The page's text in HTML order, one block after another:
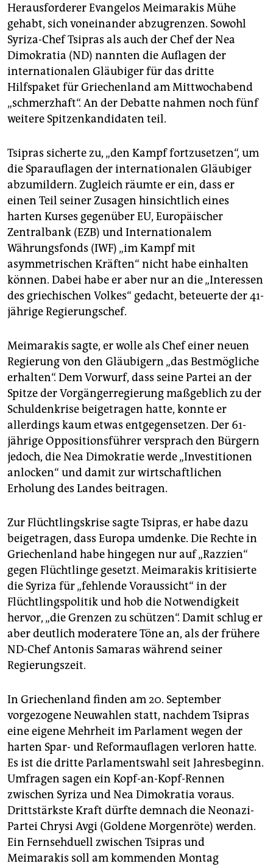
genossenschaft
epaper login
Herausforderer Evangelos Meimarakis Mühe
gehabt, sich voneinander abzugrenzen. Sowohl
Syriza-Chef Tsipras als auch der Chef der Nea
Dimokratia (ND) nannten die Auflagen der
internationalen Gläubiger für das dritte
Hilfspaket für Griechenland am Mittwochabend
„schmerzhaft“. An der Debatte nahmen noch fünf
weitere Spitzenkandidaten teil.
Tsipras sicherte zu, „den Kampf fortzusetzen“, um
die Sparauflagen der internationalen Gläubiger
abzumildern. Zugleich räumte er ein, dass er
einen Teil seiner Zusagen hinsichtlich eines
harten Kurses gegenüber EU, Europäischer
Zentralbank (EZB) und Internationalem
Währungsfonds (IWF) „im Kampf mit
asymmetrischen Kräften“ nicht habe einhalten
können. Dabei habe er aber nur an die „Interessen
des griechischen Volkes“ gedacht, beteuerte der 41-
jährige Regierungschef.
Meimarakis sagte, er wolle als Chef einer neuen
Regierung von den Gläubigern „das Bestmögliche
erhalten“. Dem Vorwurf, dass seine Partei an der
Spitze der Vorgängerregierung maßgeblich zu der
Schuldenkrise beigetragen hatte, konnte er
allerdings kaum etwas entgegensetzen. Der 61-
jährige Oppositionsführer versprach den Bürgern
jedoch, die Nea Dimokratie werde „Investitionen
anlocken“ und damit zur wirtschaftlichen
Erholung des Landes beitragen.
Zur Flüchtlingskrise sagte Tsipras, er habe dazu
beigetragen, dass Europa umdenke. Die Rechte in
Griechenland habe hingegen nur auf „Razzien“
gegen Flüchtlinge gesetzt. Meimarakis kritisierte
die Syriza für „fehlende Voraussicht“ in der
Flüchtlingspolitik und hob die Notwendigkeit
hervor, „die Grenzen zu schützen“. Damit schlug er
aber deutlich moderatere Töne an, als der frühere
ND-Chef Antonis Samaras während seiner
Regierungszeit.
In Griechenland finden am 20. September
vorgezogene Neuwahlen statt, nachdem Tsipras
eine eigene Mehrheit im Parlament wegen der
harten Spar- und Reformauflagen verloren hatte.
Es ist die dritte Parlamentswahl seit Jahresbeginn.
Umfragen sagen ein Kopf-an-Kopf-Rennen
zwischen Syriza und Nea Dimokratia voraus.
Drittstärkste Kraft dürfte demnach die Neonazi-
Partei Chrysi Avgi (Goldene Morgenröte) werden.
Ein Fernsehduell zwischen Tsipras und
Meimarakis soll am kommenden Montag